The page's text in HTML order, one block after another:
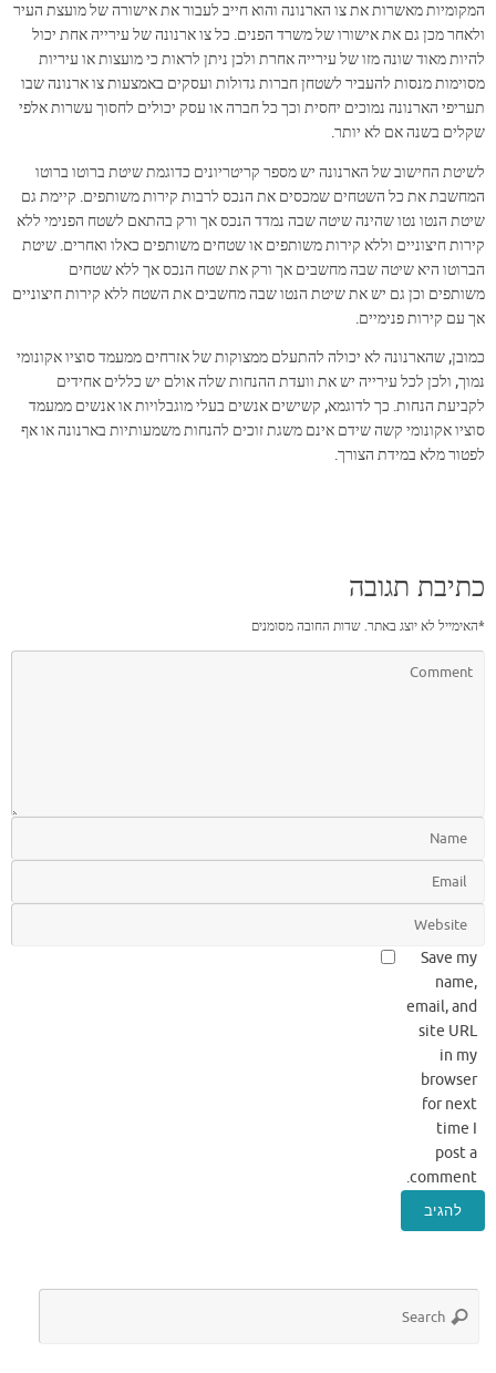
המקומיות מאשרות את צו הארנונה והוא חייב לעבור את אישורה של מועצת העיר
ולאחר מכן גם את אישורו של משרד הפנים. כל צו ארנונה של עירייה אחת יכול
להיות מאוד שונה מזו של עירייה אחרת ולכן ניתן לראות כי מועצות או עיריות
מסוימות מנסות להעביר לשטחן חברות גדולות ועסקים באמצעות צו ארנונה שבו
תעריפי הארנונה נמוכים יחסית וכך כל חברה או עסק יכולים לחסוך עשרות אלפי
שקלים בשנה אם לא יותר.
לשיטת החישוב של הארנונה יש מספר קריטריונים כדוגמת שיטת ברוטו ברוטו
המחשבת את כל השטחים שמכסים את הנכס לרבות קירות משותפים. קיימת גם
שיטת הנטו נטו שהינה שיטה שבה נמדד הנכס אך ורק בהתאם לשטח הפנימי ללא
קירות חיצוניים וללא קירות משותפים או שטחים משותפים כאלו ואחרים. שיטת
הברוטו היא שיטה שבה מחשבים אך ורק את שטח הנכס אך ללא שטחים
משותפים וכן גם יש את שיטת הנטו שבה מחשבים את השטח ללא קירות חיצוניים
אך עם קירות פנימיים.
כמובן, שהארנונה לא יכולה להתעלם ממצוקות של אזרחים ממעמד סוציו אקונומי
נמוך, ולכן לכל עירייה יש את וועדת ההנחות שלה אולם יש כללים אחידים
לקביעת הנחות. כך לדוגמא, קשישים אנשים בעלי מוגבלויות או אנשים ממעמד
סוציו אקונומי קשה שידם אינם משגת זוכים להנחות משמעותיות בארנונה או אף
לפטור מלא במידת הצורך.
כתיבת תגובה
האימייל לא יוצג באתר.שדות החובה מסומנים *
Save my
name,
email, and
site URL
in my
browser
for next
time I
post a
comment.